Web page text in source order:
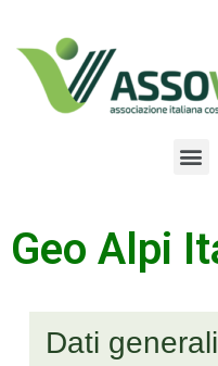
Geo Alpi
Dati generali